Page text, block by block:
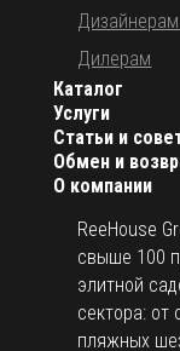
О компании
ReeHouse
свыше 100
элитной
сектора: от
пляжных
Каталог
Услуги
Статьи и
Обмен и
Дилерам